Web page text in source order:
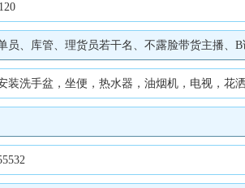
管、理货员若干名、不露脸带货主播、B证C证司
盆，坐便，热水器，油烟机，电视，花洒，安装